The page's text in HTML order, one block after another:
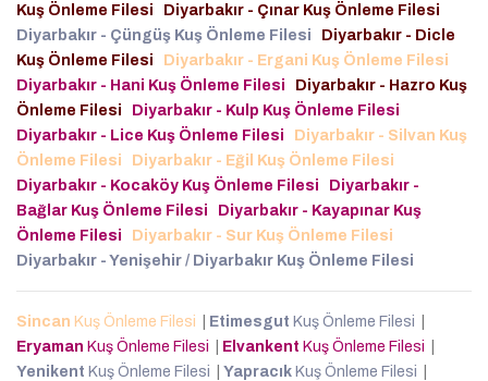
Kuş Önleme Filesi
Diyarbakır - Çınar Kuş Önleme Filesi
Diyarbakır - Çüngüş Kuş Önleme Filesi
Diyarbakır - Dicle
Kuş Önleme Filesi
Diyarbakır - Ergani Kuş Önleme Filesi
Diyarbakır - Hani Kuş Önleme Filesi
Diyarbakır - Hazro Kuş
Önleme Filesi
Diyarbakır - Kulp Kuş Önleme Filesi
Diyarbakır - Lice Kuş Önleme Filesi
Diyarbakır - Silvan Kuş
Önleme Filesi
Diyarbakır - Eğil Kuş Önleme Filesi
Diyarbakır - Kocaköy Kuş Önleme Filesi
Diyarbakır -
Bağlar Kuş Önleme Filesi
Diyarbakır - Kayapınar Kuş
Önleme Filesi
Diyarbakır - Sur Kuş Önleme Filesi
Diyarbakır - Yenişehir / Diyarbakır Kuş Önleme Filesi
Sincan Kuş Önleme Filesi Etimesgut Kuş Önleme Filesi
Eryaman Kuş Önleme Filesi Elvankent Kuş Önleme Filesi
Yenikent Kuş Önleme Filesi Yapracık Kuş Önleme Filesi